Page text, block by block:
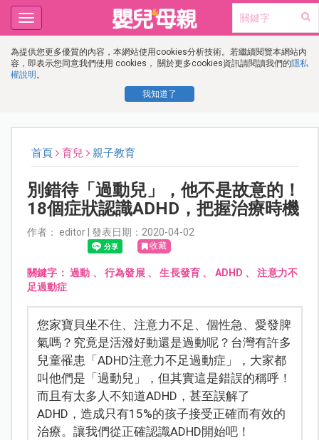
為提供您更多優質的內容，本網站使用cookies分析技術。若繼續閱覽本網站內
容，即表示您同意我們使用 cookies， 關於更多cookies資訊請閱讀我們的隱私
權說明 。
我知道了
Toggle
navigation
首頁 育兒 親子教育
別錯待「過動兒」，他不是故意的！
18個症狀認識ADHD，把握治療時機
作者： editor | 發表日期：2020-04-02
收藏
關鍵字： 過動 、行為發展、生長發育 、 ADHD 、注意力不
足過動症
您家寶貝坐不住、注意力不足、個性急、愛發脾
氣嗎？究竟是活潑好動還是過動呢？台灣有許多
兒童罹患「ADHD注意力不足過動症」，大家都
叫他們是「過動兒」，但其實這是錯誤的稱呼！
而且有太多人不知道ADHD，甚至誤解了
ADHD，造成只有15%的孩子接受正確而有效的
治療。讓我們從正確認識ADHD開始吧！